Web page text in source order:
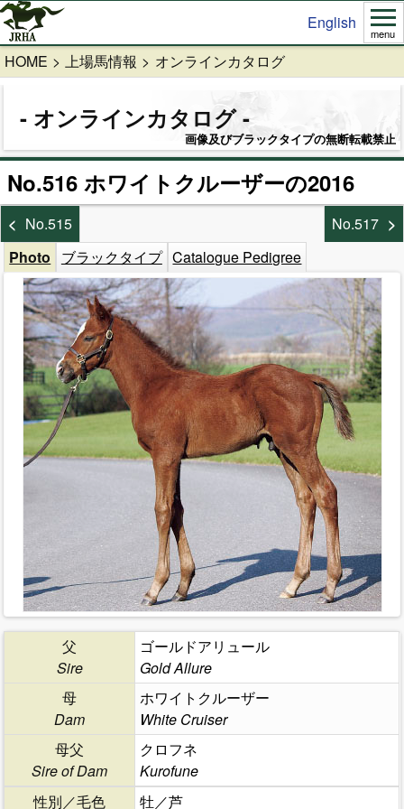
English
menu
HOME 上場馬情報 オンラインカタログ
オンラインカタログ
画像及びブラックタイプの無断転載禁止
No.516 ホワイトクルーザーの2016
No.515
No.517
Photo
ブラックタイプ Catalogue Pedigree
父
Sire
ゴールドアリュール
Gold Allure
母
Dam
ホワイトクルーザー
White Cruiser
母父
Sire of Dam
クロフネ
Kurofune
性別／毛色
牡／芦